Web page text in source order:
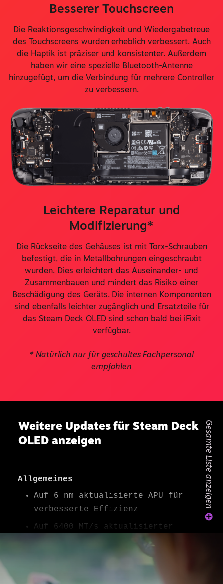
Besserer Touchscreen
Die Reaktionsgeschwindigkeit und Wiedergabetreue
des Touchscreens wurden erheblich verbessert. Auch
die Haptik ist präziser und konsistenter. Außerdem
haben wir eine spezielle Bluetooth-Antenne
hinzugefügt, um die Verbindung für mehrere Controller
zu verbessern.
Leichtere Reparatur und
Modifizierung*
Die Rückseite des Gehäuses ist mit Torx-Schrauben
befestigt, die in Metallbohrungen eingeschraubt
wurden. Dies erleichtert das Auseinander- und
Zusammenbauen und mindert das Risiko einer
Beschädigung des Geräts. Die internen Komponenten
sind ebenfalls leichter zugänglich und Ersatzteile für
das Steam Deck OLED sind schon bald bei iFixit
verfügbar.
* Natürlich nur für geschultes Fachpersonal
empfohlen
Gesamte Liste anzeigen
Weitere Updates für Steam Deck
OLED anzeigen
Auf 6 nm aktualisierte APU für
verbesserte Effizienz
Auf 6400 MT/s aktualisierter
Speicher für geringere Latenz und
bessere Energieverwaltung
Größerer Durchmesser und bessere